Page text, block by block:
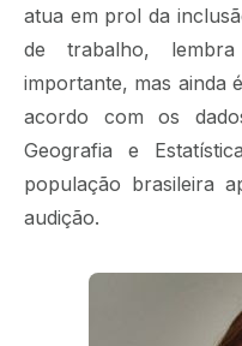
atua em prol da
de trabalho,
importante, mas ainda
acordo com os
Geografia e
população brasileira
audição.